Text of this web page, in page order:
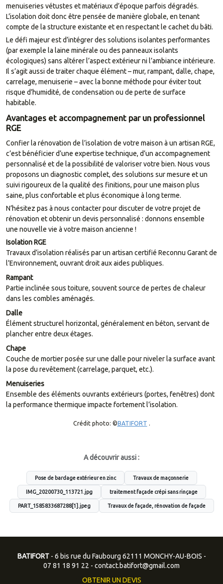
menuiseries vétustes et matériaux d’époque parfois dégradés.
L’isolation doit donc être pensée de manière globale, en tenant
compte de la structure existante et en respectant le cachet du bâti.
Le défi majeur est d’intégrer des solutions isolantes performantes
(par exemple la laine minérale ou des panneaux isolants
écologiques) sans altérer l’aspect extérieur ni l’ambiance intérieure.
Il s’agit aussi de traiter chaque élément – mur, rampant, dalle, chape,
carrelage, menuiserie – avec la bonne méthode pour éviter tout
risque d’humidité, de condensation ou de perte de surface
habitable.
Avantages et accompagnement par un professionnel
RGE
Confier la rénovation de l’isolation de votre maison à un artisan RGE,
c’est bénéficier d’une expertise technique, d’un accompagnement
personnalisé et de la possibilité de valoriser votre bien. Nous vous
proposons un diagnostic complet, des solutions sur mesure et un
suivi rigoureux de la qualité des finitions, pour une maison plus
saine, plus confortable et plus économique à long terme.
N’hésitez pas à nous contacter pour discuter de votre projet de
rénovation et obtenir un devis personnalisé : donnons ensemble
une nouvelle vie à votre maison ancienne !
Isolation RGE
Travaux d’isolation réalisés par un artisan certifié Reconnu Garant de
l’Environnement, ouvrant droit aux aides publiques.
Rampant
Partie inclinée sous toiture, souvent source de pertes de chaleur
dans les combles aménagés.
Dalle
Élément structurel horizontal, généralement en béton, servant de
plancher entre deux étages.
Chape
Couche de mortier posée sur une dalle pour niveler la surface avant
la pose du revêtement (carrelage, parquet, etc.).
Menuiseries
Ensemble des éléments ouvrants extérieurs (portes, fenêtres) dont
la performance thermique impacte fortement l’isolation.
Crédit photo: ©BATIFORT .
A découvrir aussi :
Pose de bardage extérieur en zinc Travaux de maçonnerie
IMG_20200730_113721.jpg traitement façade crépi sans rinçage
PART_1585833687288[1].jpeg Travaux de façade, rénovation de façade
BATIFORT- 6 bis rue du Faubourg 62111 MONCHY-AU-BOIS -
07 81 18 91 22 - contact.batifort@gmail.com
OBTENIR UN DEVIS